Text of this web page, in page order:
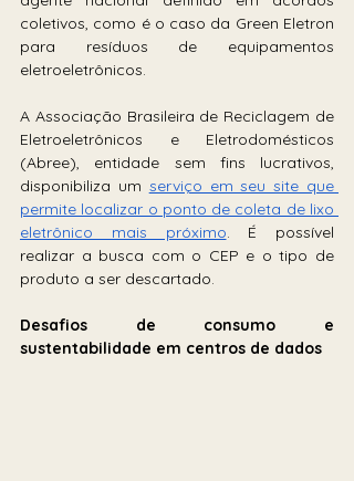
coletivos, como é o caso da Green Eletron
para resíduos de equipamentos
eletroeletrônicos.
A Associação Brasileira de Reciclagem de
Eletroeletrônicos e Eletrodomésticos
(Abree), entidade sem fins lucrativos,
disponibiliza um serviço em seu site que
permite localizar o ponto de coleta de lixo
eletrônico mais próximo . É possível
realizar a busca com o CEP e o tipo de
produto a ser descartado.
Desafios de consumo e
sustentabilidade em centros de dados